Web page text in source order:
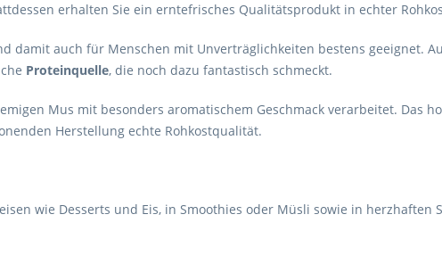
erhalten Sie ein erntefrisches Qualitätsprodukt in echter
damit auch für Menschen mit Unverträglichkeiten bestens geeignet.
Proteinquelle, die noch dazu fantastisch schmeckt.
Mus mit besonders aromatischem Geschmack verarbeitet. Das
Herstellung echte Rohkostqualität.
wie Desserts und Eis, in Smoothies oder Müsli sowie in herzhaften